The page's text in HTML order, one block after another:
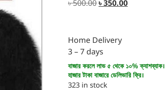
৳500.00৳350.00
Home Delivery
3 – 7 days
বাজার করলে লাভ ৫ থেকে ১০% ক্যাশব্যাক।
হাজার টাকা বাজারে ডেলিভারি ফ্রি।
323 in stock